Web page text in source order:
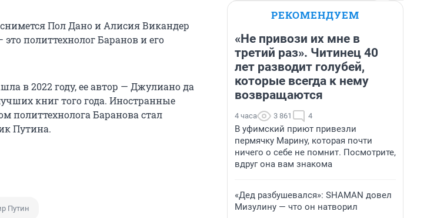
Пол Дано и Алисия Викандер
политтехнолог Баранов и его
в 2022 году, ее автор — Джулиано да
книг того года. Иностранные
политтехнолога Баранова стал
Путина.
Путин
РЕКОМЕНДУЕМ
«Не привози их мне в
третий раз». Читинец 40
лет разводит голубей,
которые всегда к нему
возвращаются
4 часа 3 861 4
В уфимский приют привезли
пермячку Марину, которая почти
ничего о себе не помнит. Посмотрите,
вдруг она вам знакома
«Дед разбушевался»: SHAMAN довел
Мизулину — что он натворил